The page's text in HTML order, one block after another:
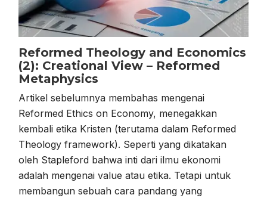
Reformed Theology and Economics
(2): Creational View – Reformed
Metaphysics
Artikel sebelumnya membahas mengenai
Reformed Ethics on Economy, menegakkan
kembali etika Kristen (terutama dalam Reformed
Theology framework). Seperti yang dikatakan
oleh Stapleford bahwa inti dari ilmu ekonomi
adalah mengenai value atau etika. Tetapi untuk
membangun sebuah cara pandang yang